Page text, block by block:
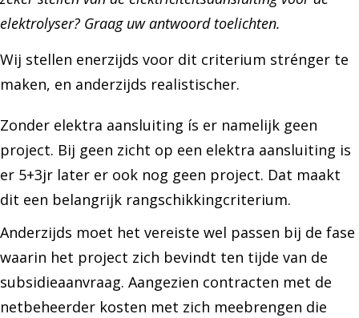
elektrolyser? Graag uw antwoord toelichten.
Wij stellen enerzijds voor dit criterium strénger te
maken, en anderzijds realistischer.
Zonder elektra aansluiting ís er namelijk geen
project. Bij geen zicht op een elektra aansluiting is
er 5+3jr later er ook nog geen project. Dat maakt
dit een belangrijk rangschikkingcriterium.
Anderzijds moet het vereiste wel passen bij de fase
waarin het project zich bevindt ten tijde van de
subsidieaanvraag. Aangezien contracten met de
netbeheerder kosten met zich meebrengen die